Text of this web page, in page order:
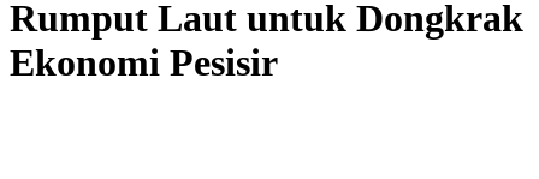
Rumput Laut untuk Dongkrak
Ekonomi Pesisir